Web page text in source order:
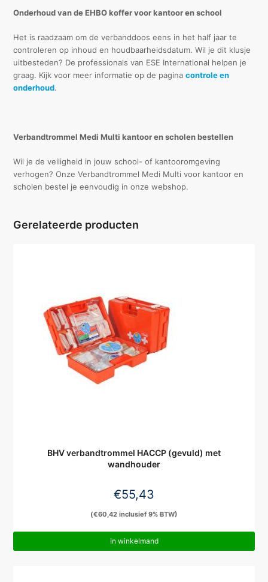
Onderhoud van de EHBO koffer voor kantoor en school
Het is raadzaam om de verbanddoos eens in het half jaar te
controleren op inhoud en houdbaarheidsdatum. Wil je dit klusje
uitbesteden? De professionals van ESE International helpen je
graag. Kijk voor meer informatie op de paginacontrole en
onderhoud.
Verbandtrommel Medi Multi kantoor en scholen bestellen
Wil je de veiligheid in jouw school- of kantooromgeving
verhogen? Onze Verbandtrommel Medi Multi voor kantoor en
scholen bestel je eenvoudig in onze webshop.
Gerelateerde producten
BHV verbandtrommel HACCP (gevuld) met
wandhouder
€55,43
(€60,42 inclusief 9% BTW)
In winkelmand